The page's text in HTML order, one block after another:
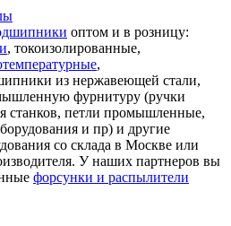
оптом и в розницу:
, токоизолированные,
,
из нержавеющей стали,
фурнитуру (ручки
станков, петли промышленные,
и пр) и другие
со склада в Москве или
У наших партнеров вы
форсунки и распылители